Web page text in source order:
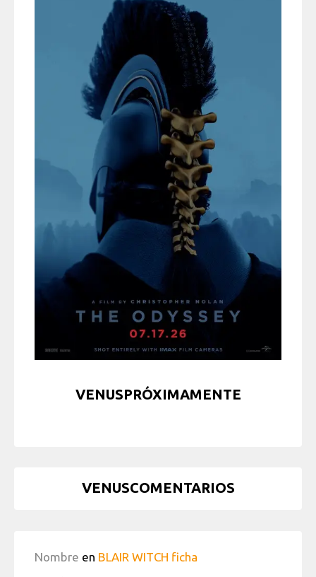
VENUSPRÓXIMAMENTE
VENUSCOMENTARIOS
Nombre en BLAIR WITCH ficha